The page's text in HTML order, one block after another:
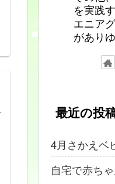
を実践
エニア
があり
最近の投
4月さかえベ
自宅で赤ち